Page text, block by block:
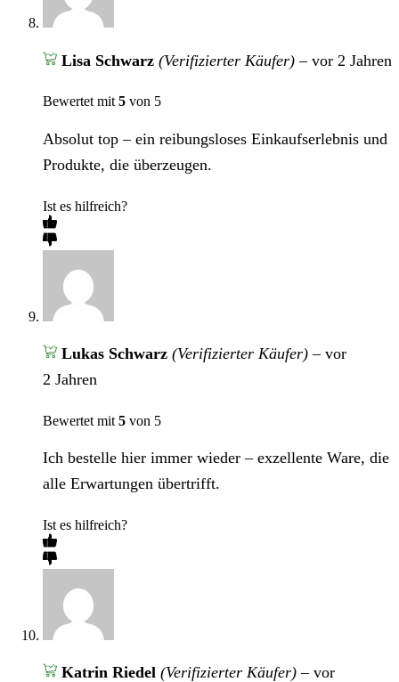
Lisa Schwarz (Verifizierter Käufer) – vor 2 Jahren
Bewertet mit5 von 5
Absolut top – ein reibungsloses Einkaufserlebnis und
Produkte, die überzeugen.
Ist es hilfreich?
Lukas Schwarz (Verifizierter Käufer) – vor
2 Jahren
Bewertet mit 5 von 5
Ich bestelle hier immer wieder – exzellente Ware, die
alle Erwartungen übertrifft.
Ist es hilfreich?
Katrin Riedel (Verifizierter Käufer) – vor